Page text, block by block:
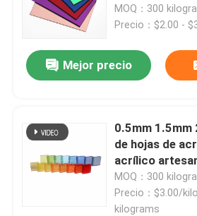
MOQ：300
Precio：$2.00 -
Mejor precio
0.5mm 1.5mm
de hojas de
acrílico
MOQ：300
Precio：$3.00/
kilograms